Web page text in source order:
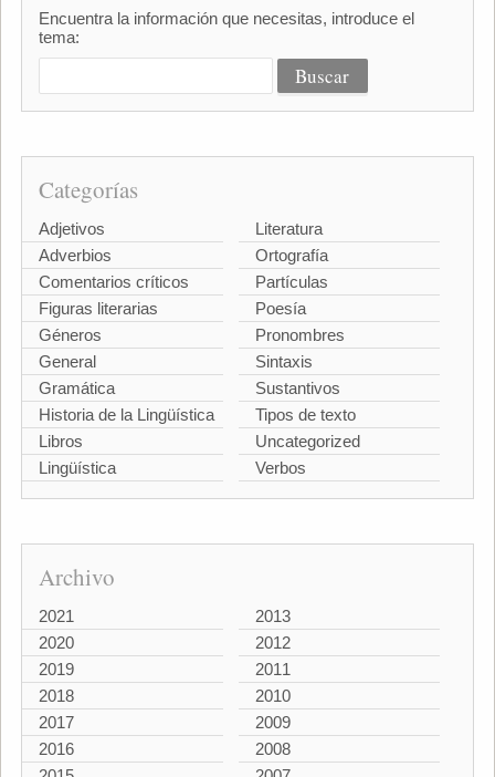
Encuentra la información que necesitas, introduce el
tema:
Categorías
Adjetivos
Adverbios
Comentarios críticos
Figuras literarias
Géneros
General
Gramática
Historia de la Lingüística
Libros
Lingüística
Literatura
Ortografía
Partículas
Poesía
Pronombres
Sintaxis
Sustantivos
Tipos de texto
Uncategorized
Verbos
Archivo
2021
2020
2019
2018
2017
2016
2013
2012
2011
2010
2009
2008